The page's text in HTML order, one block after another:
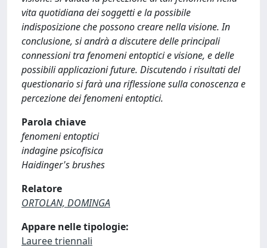
vita quotidiana dei soggetti e la possibile
indisposizione che possono creare nella visione. In
conclusione, si andrà a discutere delle principali
connessioni tra fenomeni entoptici e visione, e delle
possibili applicazioni future. Discutendo i risultati del
questionario si farà una riflessione sulla conoscenza e
percezione dei fenomeni entoptici.
Parola chiave
fenomeni entoptici
indagine psicofisica
Haidinger's brushes
Relatore
ORTOLAN, DOMINGA
Appare nelle tipologie:
Lauree triennali